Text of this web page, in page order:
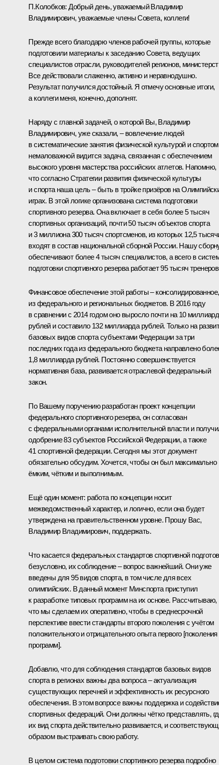
П.Колобков: Добрый день, уважаемый Владимир
Владимирович, уважаемые члены Совета, коллеги!
Прежде всего благодарю членов рабочей группы, которые
подготовили материалы к заседанию Совета, ведущих
специалистов отрасли, руководителей регионов,
Все действовали слаженно, активно и неравнодушно.
Результат получился достойный. Я отмечу основные итоги,
а коллеги меня, конечно, дополнят.
Наряду с главной задачей, о которой Вы, Владимир
Владимирович, уже сказали, – вовлечение людей
в систематические занятия физической культурой и
немаловажной видится задача, связанная с обеспечением
высокого уровня мастерства российских атлетов. Напомню,
что согласно Стратегии развития физической культуры
и спорта наша цель – быть в тройке призёров на
играх. В этой логике организована система подготовки
спортивного резерва. Она включает в себя более 5 тысяч
спортивных организаций, почти 50 тысяч объектов спорта
и 3 миллиона 300 тысяч спортсменов, из которых 12,5
входят в состав национальной сборной России. Нашу
обеспечивают более 4 тысяч специалистов, а всего в
подготовки спортивного резерва работает 95 тысяч
Финансовое обеспечение этой работы – консолидированное,
из федерального и региональных бюджетов. В 2016 году
в сравнении с 2014 годом оно выросло почти на 10
рублей и составило 132 миллиарда рублей. Только на
базовых видов спорта субъектами Федерации за три
последних года из федерального бюджета направлено
1,8 миллиарда рублей. Постоянно совершенствуется
нормативная база, развивается отраслевой федеральный
закон.
По Вашему поручению разработан проект концепции
федерального спортивного резерва, он согласован
с федеральными органами исполнительной власти и
одобрение 83 субъектов Российской Федерации, а также
41 спортивной федерации. Сегодня мы этот документ
обязательно обсудим. Хочется, чтобы он был максимально
ёмким, чётким и выполнимым.
Ещё один момент: работа по концепции носит
межведомственный характер, и логично, если она будет
утверждена на правительственном уровне. Прошу Вас,
Владимир Владимирович, поддержать.
Что касается федеральных стандартов спортивной
безусловно, их соблюдение – вопрос важнейший. Они уже
введены для 95 видов спорта, в том числе для всех
олимпийских. В данный момент Минспорта приступил
к разработке типовых программ на их основе. Рассчитываю,
что мы сделаем их оперативно, чтобы в среднесрочной
перспективе ввести стандарты второго поколения с учётом
положительного и отрицательного опыта первого [поколения
программ].
Добавлю, что для соблюдения стандартов базовых видов
спорта в регионах важны два вопроса – актуализация
существующих перечней и эффективность их ресурсного
обеспечения. В этом вопросе важны поддержка и
спортивных федераций. Они должны чётко представлять,
их вид спорта действительно развивается, и
образом выстраивать свою работу.
В целом система подготовки спортивного резерва подробно